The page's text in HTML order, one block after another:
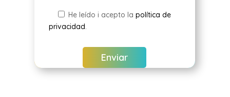
He leído i acepto la política de
privacidad.